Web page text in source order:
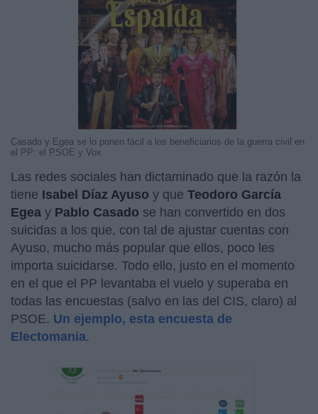
Casado y Egea se lo ponen fácil a los beneficiarios de la guerra civil en
el PP: el PSOE y Vox
Las redes sociales han dictaminado que la razón la
tiene Isabel Díaz Ayuso y que Teodoro García
Egea y Pablo Casado se han convertido en dos
suicidas a los que, con tal de ajustar cuentas con
Ayuso, mucho más popular que ellos, poco les
importa suicidarse. Todo ello, justo en el momento
en el que el PP levantaba el vuelo y superaba en
todas las encuestas (salvo en las del CIS, claro) al
PSOE. Un ejemplo, esta encuesta de
Electomania.